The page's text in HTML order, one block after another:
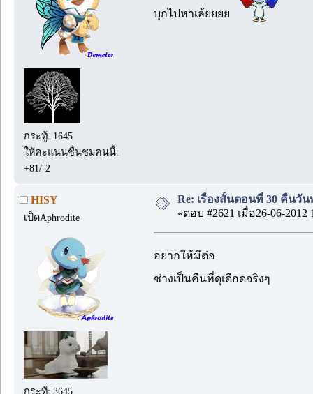
กระทู้: 1645
ให้คะแนนชื่นชมคนนี้:
+81/-2
บุกไปหาเล้ยยยย
HISY
เป็ดAphrodite
กระทู้: 3645
Re: เรื่องสั้นตอนที่ 30 คืนวั
«ตอบ #2621 เมื่อ26-06-2012
อยากให้มีต่อ
ช่างเป็นคืนที่ดุเดือดจริงๆ